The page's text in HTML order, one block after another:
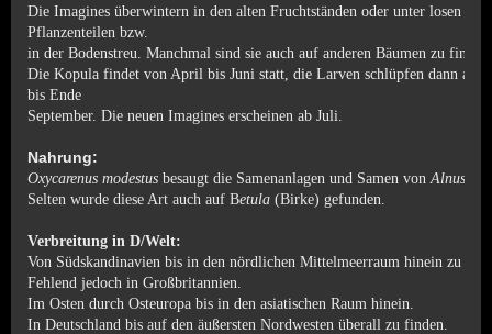
Die Imagines überwintern in den alten Fruchtständen oder unter losen
Pflanzenteilen bzw.
in der Bodenstreu. Manchmal sind sie auch auf anderen Bäumen zu finden.
Die Kopula findet von April bis Juni statt, die Larven schlüpfen dann ab
bis Ende
September. Die neuen Imagines erscheinen ab Juli.
Nahrung:
Oxycarenus modestus besaugt die Samenanlagen und Samen von Alnus
Selten wurde diese Art auch auf Betula (Birke) gefunden.
Verbreitung in D/Welt:
Von Südskandinavien bis in den nördlichen Mittelmeerraum hinein zu
Fehlend jedoch in Großbritannien.
Im Osten durch Osteuropa bis in den asiatischen Raum hinein.
In Deutschland bis auf den äußersten Nordwesten überall zu finden.